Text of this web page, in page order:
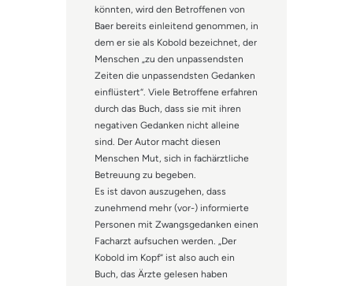
könnten, wird den Betroffenen von
Baer bereits einleitend genommen, in
dem er sie als Kobold bezeichnet, der
Menschen „zu den unpassendsten
Zeiten die unpassendsten Gedanken
einflüstert“. Viele Betroffene erfahren
durch das Buch, dass sie mit ihren
negativen Gedanken nicht alleine
sind. Der Autor macht diesen
Menschen Mut, sich in fachärztliche
Betreuung zu begeben.
Es ist davon auszugehen, dass
zunehmend mehr (vor-) informierte
Personen mit Zwangsgedanken einen
Facharzt aufsuchen werden. „Der
Kobold im Kopf“ ist also auch ein
Buch, das Ärzte gelesen haben